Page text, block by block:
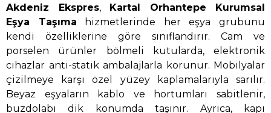
Akdeniz Ekspres, Kartal Orhantepe Kurumsal
Eşya Taşıma hizmetlerinde her eşya grubunu
kendi özelliklerine göre sınıflandırır. Cam ve
porselen ürünler bölmeli kutularda, elektronik
cihazlar anti-statik ambalajlarla korunur. Mobilyalar
çizilmeye karşı özel yüzey kaplamalarıyla sarılır.
Beyaz eşyaların kablo ve hortumları sabitlenir,
buzdolabı dik konumda taşınır. Ayrıca, kapı